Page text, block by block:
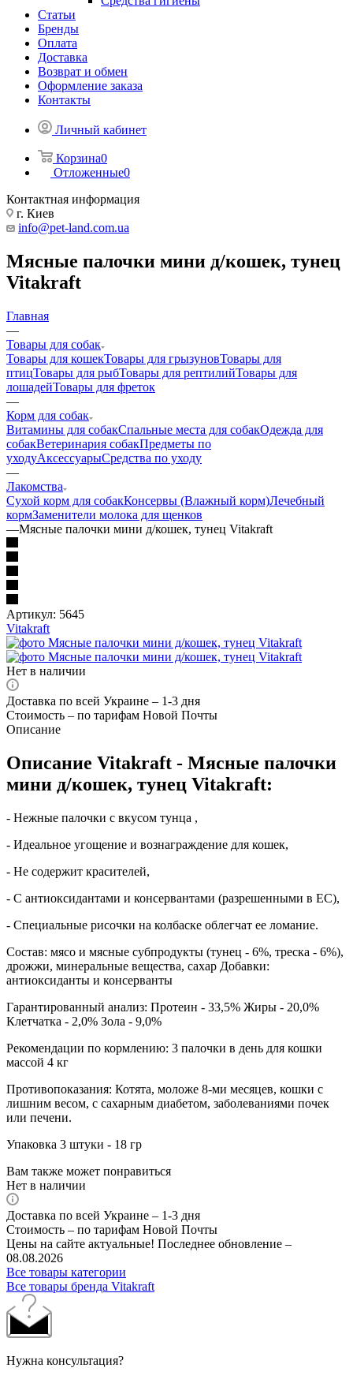
Статьи
Бренды
Оплата
Доставка
Возврат и обмен
Оформление заказа
Контакты
Личный кабинет
Корзина0
Отложенные0
Контактная информация
г. Киев
info@pet-land.com.ua
Мясные палочки мини д/кошек, тунец
Vitakraft
Главная
—
Товары для собак
Товары для кошекТовары для грызуновТовары для
птицТовары для рыбТовары для рептилийТовары для
лошадейТовары для фреток
—
Корм для собак
Витамины для собакСпальные места для собакОдежда для
собакВетеринария собакПредметы по
уходуАксессуарыСредства по уходу
—
Лакомства
Сухой корм для собакКонсервы (Влажный корм)Лечебный
кормЗаменители молока для щенков
—Мясные палочки мини д/кошек, тунец Vitakraft
Артикул: 5645
Vitakraft
Нет в наличии
Доставка по всей Украине – 1-3 дня
Стоимость – по тарифам Новой Почты
Описание
Описание Vitakraft - Мясные палочки
мини д/кошек, тунец Vitakraft:
- Нежные палочки с вкусом тунца ,
- Идеальное угощение и вознаграждение для кошек,
- Не содержит красителей,
- С антиоксидантами и консервантами (разрешенными в ЕС),
- Специальные рисочки на колбаске облегчат ее ломание.
Состав: мясо и мясные субпродукты (тунец - 6%, треска - 6%),
дрожжи, минеральные вещества, сахар Добавки:
антиоксиданты и консерванты
Гарантированный анализ: Протеин - 33,5% Жиры - 20,0%
Клетчатка - 2,0% Зола - 9,0%
Рекомендации по кормлению: 3 палочки в день для кошки
массой 4 кг
Противопоказания: Котята, моложе 8-ми месяцев, кошки с
лишним весом, с сахарным диабетом, заболеваниями почек
или печени.
Упаковка 3 штуки - 18 гр
Вам также может понравиться
Нет в наличии
Доставка по всей Украине – 1-3 дня
Стоимость – по тарифам Новой Почты
Цены на сайте актуальные! Последнее обновление –
08.08.2026
Все товары категории
Все товары бренда Vitakraft
Нужна консультация?